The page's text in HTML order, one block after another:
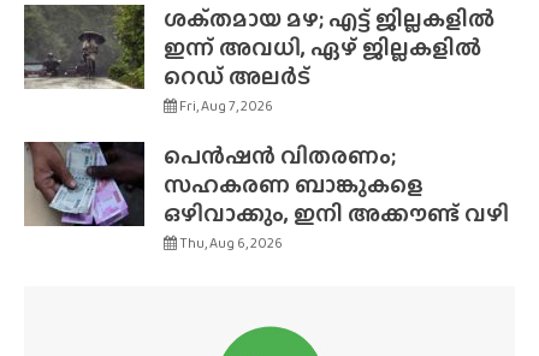
ശക്‌തമായ മഴ; എട്ട് ജില്ലകളിൽ
ഇന്ന് അവധി, ഏഴ് ജില്ലകളിൽ
റെഡ് അലർട്
Fri, Aug 7, 2026
പെൻഷൻ വിതരണം;
സഹകരണ ബാങ്കുകളെ
ഒഴിവാക്കും, ഇനി അക്കൗണ്ട് വഴി
Thu, Aug 6, 2026